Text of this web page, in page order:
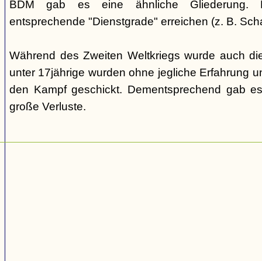
BDM gab es eine ähnliche Gliederung.
entsprechende "Dienstgrade" erreichen (z. B.
Während des Zweiten Weltkriegs wurde auch
unter 17jährige wurden ohne jegliche Erfahrung
den Kampf geschickt. Dementsprechend gab
große Verluste.